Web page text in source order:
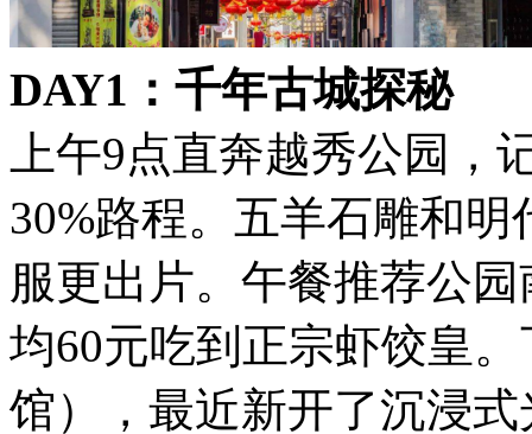
DAY1：千年古城探秘
上午9点直奔越秀公园，
30%路程。五羊石雕和
服更出片。午餐推荐公
均60元吃到正宗虾饺皇
馆），最近新开了沉浸